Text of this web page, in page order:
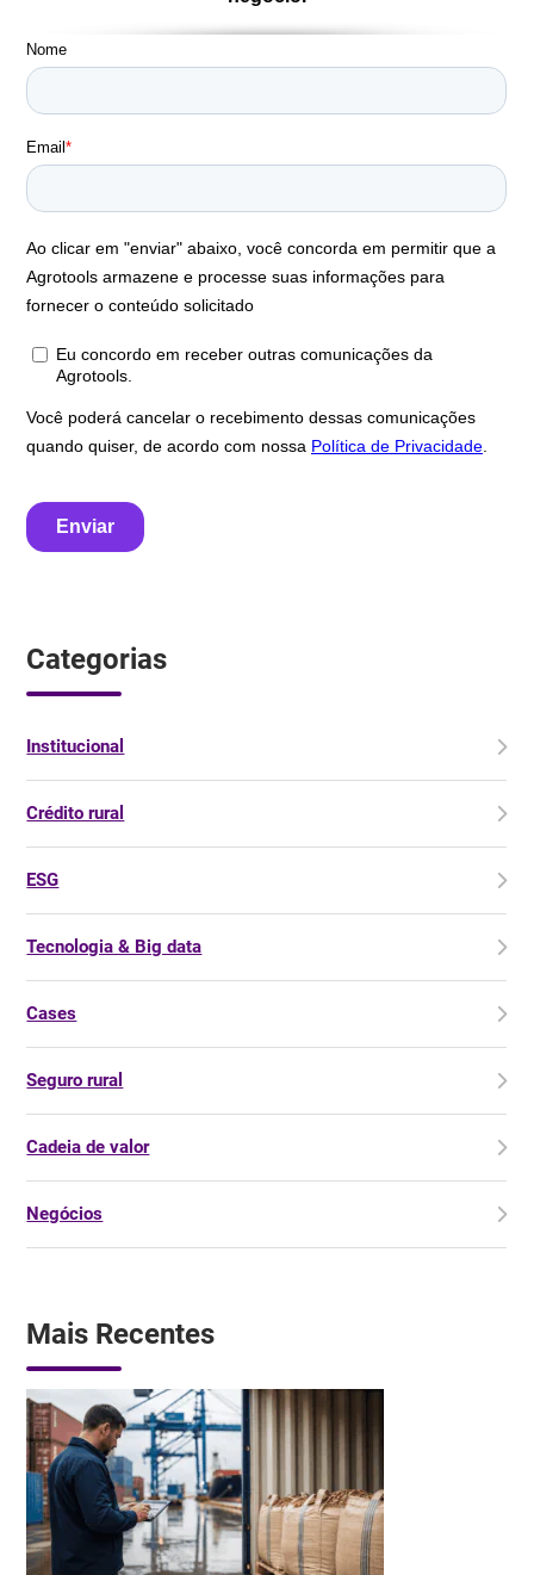
Categorias
Institucional
Crédito rural
ESG
Tecnologia & Big data
Cases
Seguro rural
Cadeia de valor
Negócios
Mais Recentes